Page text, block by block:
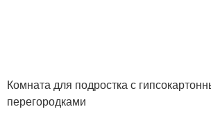
Комната для подростка с
перегородками